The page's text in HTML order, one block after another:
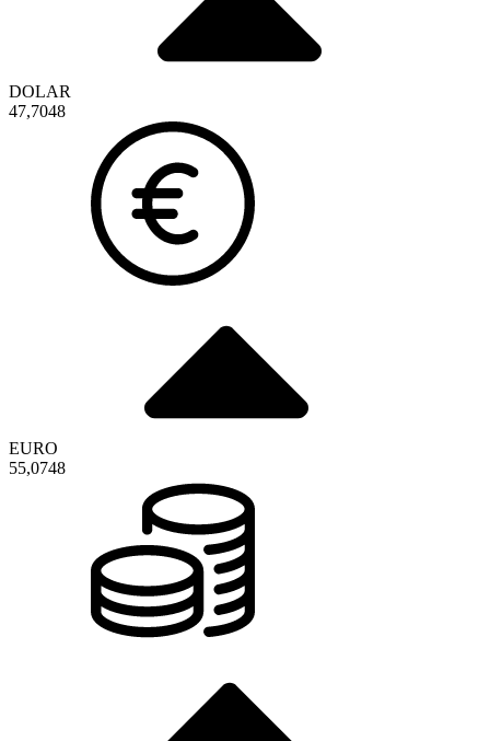
DOLAR
47,7048
EURO
55,0748